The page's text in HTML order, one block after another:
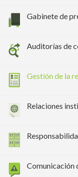
Gabinete de
Auditorías de
Gestión de la
Relaciones
Comunicación
relacionada con